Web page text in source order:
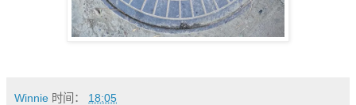
Winnie 时间： 18:05